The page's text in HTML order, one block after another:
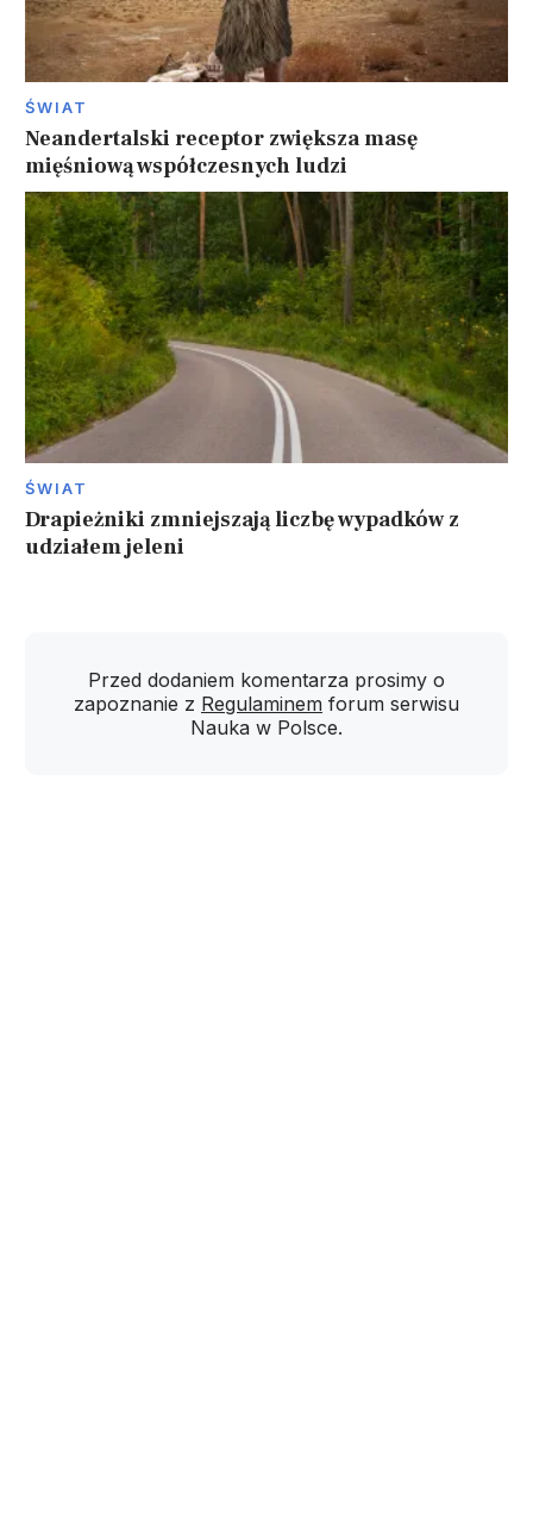
ŚWIAT
Neandertalski receptor zwiększa masę
mięśniową współczesnych ludzi
ŚWIAT
Drapieżniki zmniejszają liczbę wypadków z
udziałem jeleni
Przed dodaniem komentarza prosimy o
zapoznanie z Regulaminem forum serwisu
Nauka w Polsce.